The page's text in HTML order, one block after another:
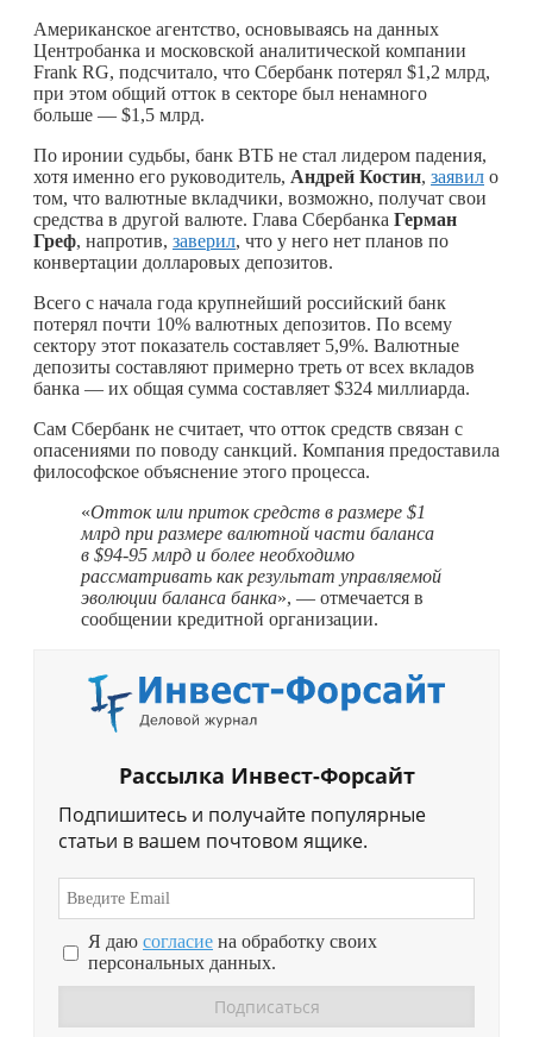
Американское агентство, основываясь на данных
Центробанка и московской аналитической компании
Frank RG, подсчитало, что Сбербанк потерял $1,2 млрд,
при этом общий отток в секторе был ненамного
больше — $1,5 млрд.
По иронии судьбы, банк ВТБ не стал лидером падения,
хотя именно его руководитель, Андрей Костин, заявил о
том, что валютные вкладчики, возможно, получат свои
средства в другой валюте. Глава Сбербанка Герман
Греф, напротив, заверил, что у него нет планов по
конвертации долларовых депозитов.
Всего с начала года крупнейший российский банк
потерял почти 10% валютных депозитов. По всему
сектору этот показатель составляет 5,9%. Валютные
депозиты составляют примерно треть от всех вкладов
банка — их общая сумма составляет $324 миллиарда.
Сам Сбербанк не считает, что отток средств связан с
опасениями по поводу санкций. Компания предоставила
философское объяснение этого процесса.
«Отток или приток средств в размере $1
млрд при размере валютной части баланса
в $94-95 млрд и более необходимо
рассматривать как результат управляемой
эволюции баланса банка», — отмечается в
сообщении кредитной организации.
Рассылка Инвест-Форсайт
Подпишитесь и получайте популярные
статьи в вашем почтовом ящике.
Я даю согласие на обработку своих
персональных данных.